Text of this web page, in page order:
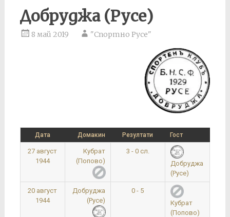
Добруджа (Русе)
8 май 2019 "Спортно Русе"
Дата Домакин Резултати Гост
27 август
1944
Кубрат
(Попово)
3 - 0 сл.
Добруджа
(Русе)
20 август
1944
Добруджа
(Русе)
0 - 5
Кубрат
(Попово)